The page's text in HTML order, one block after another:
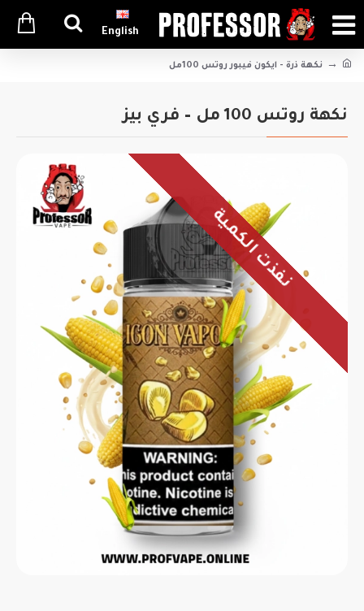
English
نكهة ذرة - ايكون فيبور روتس 100مل
نكهة روتس 100 مل – فري بيز
نفذت الكمية